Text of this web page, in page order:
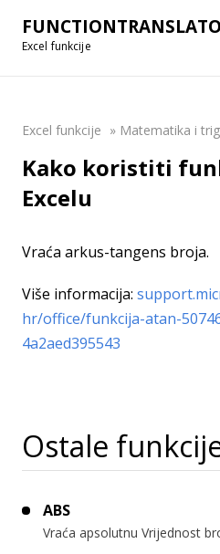
Excel funkcije
Excel funkcije » Matematika i
Kako koristiti
Excelu
Vraća arkus-tangens broja.
Više informacija:
hr/office/funkcija-atan-
4a2aed395543
Ostale
ABS
Vraća apsolutnu Vrijednost